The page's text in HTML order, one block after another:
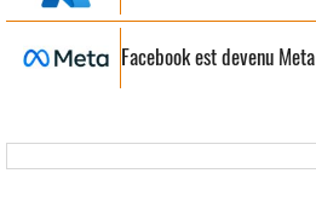
Facebook est devenu Meta